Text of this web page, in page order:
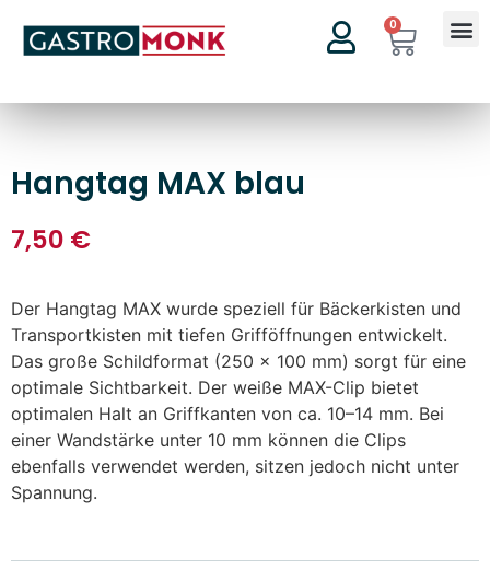
0
Hangtag MAX blau
7,50 €
Der Hangtag MAX wurde speziell für Bäckerkisten und
Transportkisten mit tiefen Grifföffnungen entwickelt.
Das große Schildformat (250 × 100 mm) sorgt für eine
optimale Sichtbarkeit. Der weiße MAX-Clip bietet
optimalen Halt an Griffkanten von ca. 10–14 mm. Bei
einer Wandstärke unter 10 mm können die Clips
ebenfalls verwendet werden, sitzen jedoch nicht unter
Spannung.